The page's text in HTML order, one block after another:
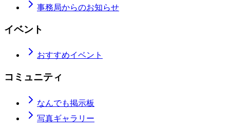
事務局からのお知らせ
イベント
おすすめイベント
コミュニティ
なんでも掲示板
写真ギャラリー